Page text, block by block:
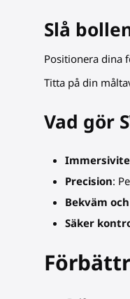
Slå
Positionera dina
Titta på din
Vad gör
Precision:
Bekväm
Säker